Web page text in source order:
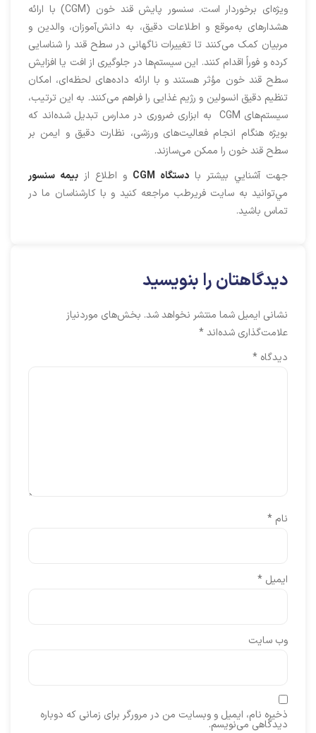
ویژه‌ای برخوردار است. سنسور پايش قند خون (CGM) با ارائه
هشدارهای به‌موقع و اطلاعات دقیق، به دانش‌آموزان، والدین و
مربیان کمک می‌کنند تا تغییرات ناگهانی در سطح قند را شناسایی
کرده و فوراً اقدام کنند. این سیستم‌ها در جلوگیری از افت یا افزایش
سطح قند خون مؤثر هستند و با ارائه داده‌های لحظه‌ای، امکان
تنظیم دقیق انسولین و رژیم غذایی را فراهم می‌کنند. به این ترتیب،
سیستم‌های CGM به ابزاری ضروری در مدارس تبدیل شده‌اند که
بویژه هنگام انجام فعالیت‌های ورزشی، نظارت دقیق و ایمن بر
سطح قند خون را ممکن می‌سازند.
جهت آشنايي بيشتر با دستگاه CGM و اطلاع از بيمه سنسور
مي‌توانيد به سايت فريرطب مراجعه كنيد و با كارشناسان ما در
تماس باشيد.
دیدگاهتان را بنویسید
نشانی ایمیل شما منتشر نخواهد شد. بخش‌های موردنیاز
علامت‌گذاری شده‌اند*
دیدگاه *
نام *
ایمیل *
وب‌ سایت
ذخیره نام، ایمیل و وبسایت من در مرورگر برای زمانی که دوباره
دیدگاهی می‌نویسم.